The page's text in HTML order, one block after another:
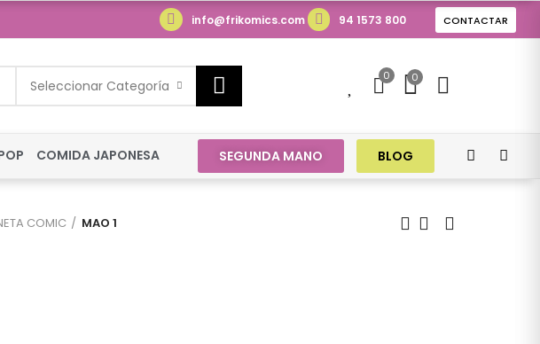
info@frikomics.com 94 1573 800 CONTACTAR
Seleccionar Categoría
0 0
COMIDA JAPONESA SEGUNDA MANO BLOG
COMIC MAO 1